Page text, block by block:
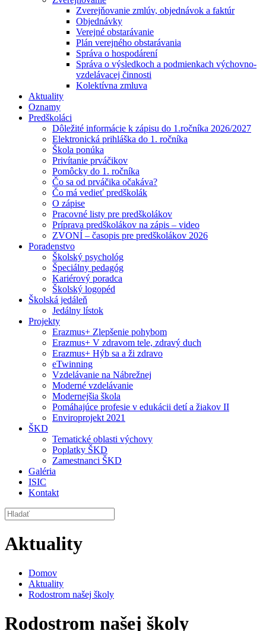
Zverejňovanie zmlúv, objednávok a faktúr
Objednávky
Verejné obstarávanie
Plán verejného obstarávania
Správa o hospodárení
Správa o výsledkoch a podmienkach výchovno-
vzdelávacej činnosti
Kolektívna zmluva
Aktuality
Oznamy
Predškoláci
Dôležité informácie k zápisu do 1.ročníka 2026/2027
Elektronická prihláška do 1. ročníka
Škola ponúka
Privítanie prváčikov
Pomôcky do 1. ročníka
Čo sa od prváčika očakáva?
Čo má vedieť predškolák
O zápise
Pracovné listy pre predškolákov
Príprava predškolákov na zápis – video
ZVONÍ – časopis pre predškolákov 2026
Poradenstvo
Školský psychológ
Špeciálny pedagóg
Kariérový poradca
Školský logopéd
Školská jedáleň
Jedálny lístok
Projekty
Erazmus+ Zlepšenie pohybom
Erazmus+ V zdravom tele, zdravý duch
Erazmus+ Hýb sa a ži zdravo
eTwinning
Vzdelávanie na Nábrežnej
Moderné vzdelávanie
Modernejšia škola
Pomáhajúce profesie v edukácii detí a žiakov II
Enviroprojekt 2021
ŠKD
Tematické oblasti výchovy
Poplatky ŠKD
Zamestnanci ŠKD
Galéria
ISIC
Kontakt
Aktuality
Domov
Aktuality
Rodostrom našej školy
Rodostrom našej školy